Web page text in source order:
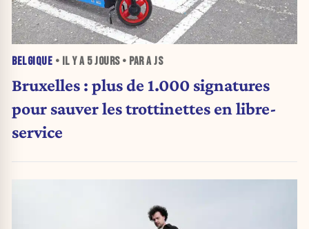
BELGIQUE • IL Y A 5 JOURS• PAR A JS
Bruxelles : plus de 1.000 signatures
pour sauver les trottinettes en libre-
service